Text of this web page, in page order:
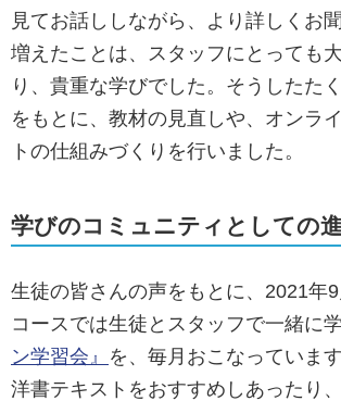
見てお話ししながら、より詳しくお
増えたことは、スタッフにとっても
り、貴重な学びでした。そうしたた
をもとに、教材の見直しや、オンラ
トの仕組みづくりを行いました。
学びのコミュニティとしての
生徒の皆さんの声をもとに、2021年
コースでは生徒とスタッフで一緒に
ン学習会』 を、毎月おこなっていま
洋書テキストをおすすめしあったり